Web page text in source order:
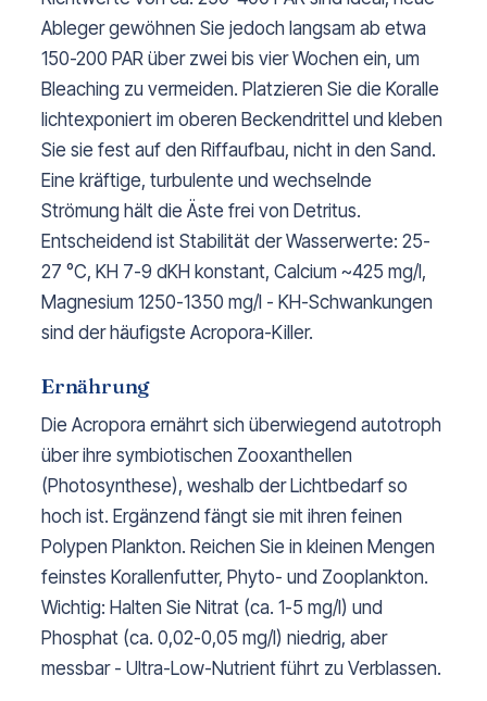
Ableger gewöhnen Sie jedoch langsam ab etwa
150-200 PAR über zwei bis vier Wochen ein, um
Bleaching zu vermeiden. Platzieren Sie die Koralle
lichtexponiert im oberen Beckendrittel und kleben
Sie sie fest auf den Riffaufbau, nicht in den Sand.
Eine kräftige, turbulente und wechselnde
Strömung hält die Äste frei von Detritus.
Entscheidend ist Stabilität der Wasserwerte: 25-
27 °C, KH 7-9 dKH konstant, Calcium ~425 mg/l,
Magnesium 1250-1350 mg/l - KH-Schwankungen
sind der häufigste Acropora-Killer.
Ernährung
Die Acropora ernährt sich überwiegend autotroph
über ihre symbiotischen Zooxanthellen
(Photosynthese), weshalb der Lichtbedarf so
hoch ist. Ergänzend fängt sie mit ihren feinen
Polypen Plankton. Reichen Sie in kleinen Mengen
feinstes Korallenfutter, Phyto- und Zooplankton.
Wichtig: Halten Sie Nitrat (ca. 1-5 mg/l) und
Phosphat (ca. 0,02-0,05 mg/l) niedrig, aber
messbar - Ultra-Low-Nutrient führt zu Verblassen.